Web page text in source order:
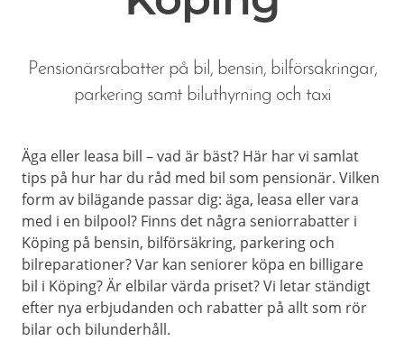
Pensionärsrabatter på bil, bensin, bilförsakringar,
parkering samt biluthyrning och taxi
Äga eller leasa bill – vad är bäst? Här har vi samlat
tips på hur har du råd med bil som pensionär. Vilken
form av bilägande passar dig: äga, leasa eller vara
med i en bilpool? Finns det några seniorrabatter i
Köping på bensin, bilförsäkring, parkering och
bilreparationer? Var kan seniorer köpa en billigare
bil i Köping? Är elbilar värda priset? Vi letar ständigt
efter nya erbjudanden och rabatter på allt som rör
bilar och bilunderhåll.